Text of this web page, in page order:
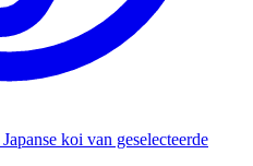
Japanse koi van geselecteerde